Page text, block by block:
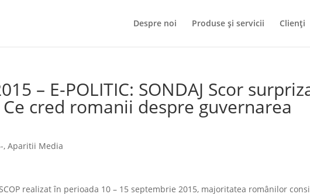
Despre noi Produse și servicii Clienți
– E-POLITIC: SONDAJ Scor
cred romanii despre guvernarea
,Aparitii Media
realizat în perioada 10 – 15 septembrie 2015, majoritatea românilor